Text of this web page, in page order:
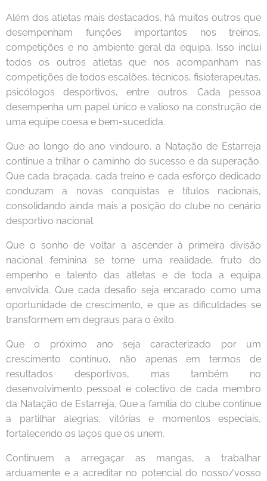
Além dos atletas mais destacados, há muitos outros que
desempenham funções importantes nos treinos,
competições e no ambiente geral da equipa. Isso inclui
todos os outros atletas que nos acompanham nas
competições de todos escalões, técnicos, fisioterapeutas,
psicólogos desportivos, entre outros. Cada pessoa
desempenha um papel único e valioso na construção de
uma equipe coesa e bem-sucedida.
Que ao longo do ano vindouro, a Natação de Estarreja
continue a trilhar o caminho do sucesso e da superação.
Que cada braçada, cada treino e cada esforço dedicado
conduzam a novas conquistas e títulos nacionais,
consolidando ainda mais a posição do clube no cenário
desportivo nacional.
Que o sonho de voltar a ascender à primeira divisão
nacional feminina se torne uma realidade, fruto do
empenho e talento das atletas e de toda a equipa
envolvida. Que cada desafio seja encarado como uma
oportunidade de crescimento, e que as dificuldades se
transformem em degraus para o êxito.
Que o próximo ano seja caracterizado por um
crescimento contínuo, não apenas em termos de
resultados desportivos, mas também no
desenvolvimento pessoal e colectivo de cada membro
da Natação de Estarreja. Que a família do clube continue
a partilhar alegrias, vitórias e momentos especiais,
fortalecendo os laços que os unem.
Continuem a arregaçar as mangas, a trabalhar
arduamente e a acreditar no potencial do nosso/vosso